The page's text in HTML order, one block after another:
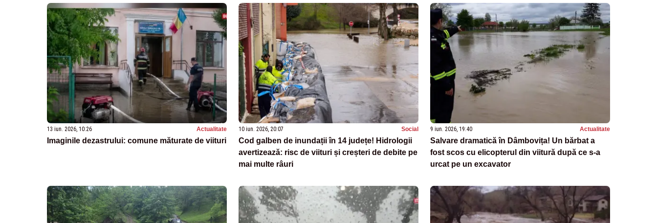
13 iun. 2026, 10:26 Actualitate
Imaginile dezastrului: comune măturate de viituri
10 iun. 2026, 20:07 Social
Cod galben de inundații în 14 județe! Hidrologii
avertizează: risc de viituri și creșteri de debite pe
mai multe râuri
9 iun. 2026, 19:40 Actualitate
Salvare dramatică în Dâmbovița! Un bărbat a
fost scos cu elicopterul din viitură după ce s-a
urcat pe un excavator